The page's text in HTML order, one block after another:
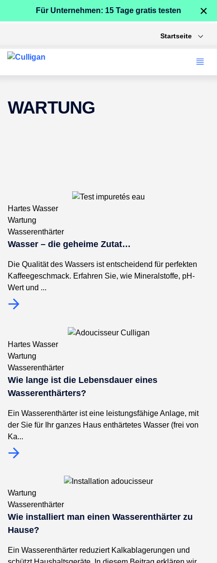
Für Unternehmen: 15 Tage gratis testen ×
Startseite
WARTUNG
Hartes Wasser
Wartung
Wasserenthärter
Wasser – die geheime Zutat…
Die Qualität des Wassers ist entscheidend für perfekten
Kaffeegeschmack. Erfahren Sie, wie Mineralstoffe, pH-
Wert und ...
Hartes Wasser
Wartung
Wasserenthärter
Wie lange ist die Lebensdauer eines
Wasserenthärters?
Ein Wasserenthärter ist eine leistungsfähige Anlage, mit
der Sie für Ihr ganzes Haus enthärtetes Wasser (frei von
Ka...
Wartung
Wasserenthärter
Wie installiert man einen Wasserenthärter zu
Hause?
Ein Wasserenthärter reduziert Kalkablagerungen und